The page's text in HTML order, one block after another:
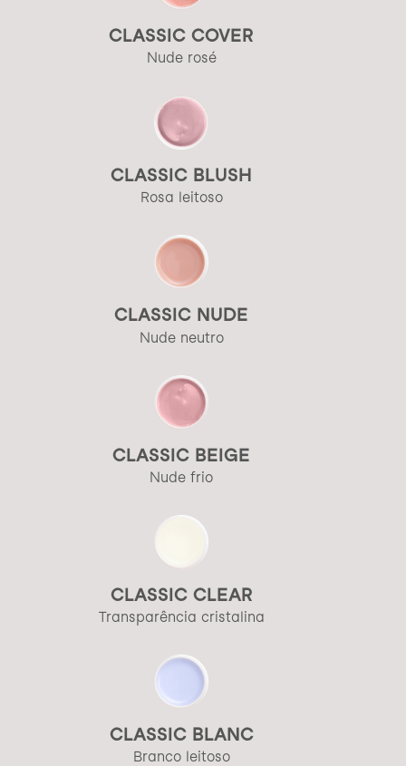
CLASSIC COVER
Nude rosé
CLASSIC BLUSH
Rosa leitoso
CLASSIC NUDE
Nude neutro
CLASSIC BEIGE
Nude frio
CLASSIC CLEAR
Transparência cristalina
CLASSIC BLANC
Branco leitoso